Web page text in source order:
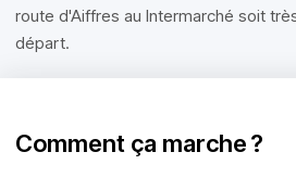
route d'Aiffres au Intermarché soit
départ.
Comment ça marche ?